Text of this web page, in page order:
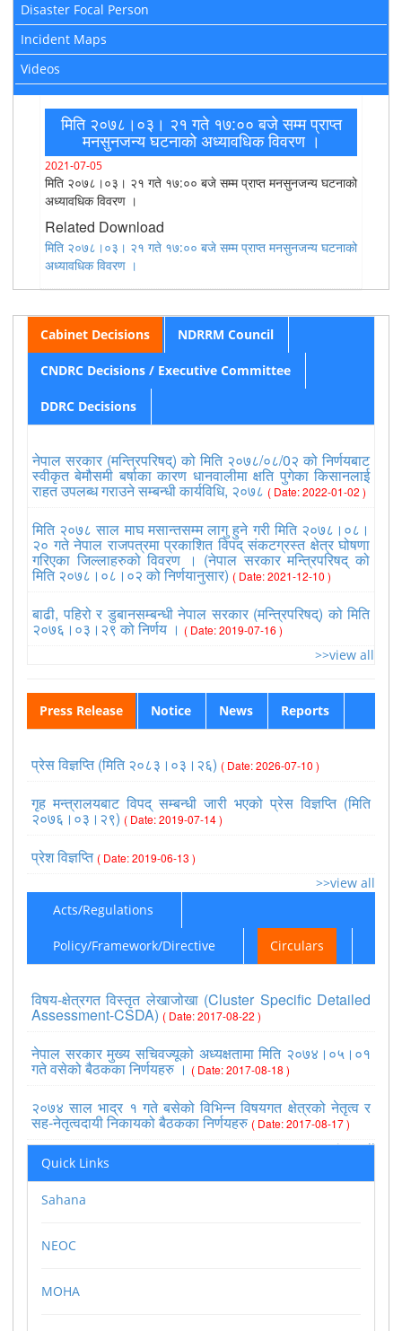
Disaster Focal Person
Incident Maps
Videos
मिति २०७८।०३। २१ गते १७:०० बजे सम्म प्राप्त
मनसुनजन्य घटनाको अध्यावधिक विवरण ।
2021-07-05
मिति २०७८।०३। २१ गते १७:०० बजे सम्म प्राप्त मनसुनजन्य घटनाको
अध्यावधिक विवरण ।
Related Download
मिति २०७८।०३। २१ गते १७:०० बजे सम्म प्राप्त मनसुनजन्य घटनाको
अध्यावधिक विवरण ।
Cabinet Decisions NDRRM Council
CNDRC Decisions / Executive Committee
DDRC Decisions
नेपाल सरकार (मन्त्रिपरिषद्) को मिति २०७८/०८/0२ को निर्णयबाट
स्वीकृत बेमौसमी बर्षाका कारण धानवालीमा क्षति पुगेका किसानलाई
राहत उपलब्ध गराउने सम्बन्धी कार्यविधि, २०७८ ( Date: 2022-01-02 )
मिति २०७८ साल माघ मसान्तसम्म लागु हुने गरी मिति २०७८।०८।
२० गते नेपाल राजपत्रमा प्रकाशित विपद् संकटग्रस्त क्षेत्र घोषणा
गरिएका जिल्लाहरुको विवरण । (नेपाल सरकार मन्त्रिपरिषद् को
मिति २०७८।०८।०२ को निर्णयानुसार) ( Date: 2021-12-10 )
बाढी, पहिरो र डुबानसम्बन्धी नेपाल सरकार (मन्त्रिपरिषद्) को मिति
२०७६।०३।२९ को निर्णय । ( Date: 2019-07-16 )
>>view all
Press Release Notice News Reports
प्रेस विज्ञप्ति (मिति २०८३।०३।२६) ( Date: 2026-07-10 )
गृह मन्त्रालयबाट विपद् सम्बन्धी जारी भएको प्रेस विज्ञप्ति (मिति
२०७६।०३।२९) ( Date: 2019-07-14 )
प्रेश विज्ञप्ति ( Date: 2019-06-13 )
>>view all
Acts/Regulations
Policy/Framework/Directive Circulars
विषय-क्षेत्रगत विस्तृत लेखाजोखा (Cluster Specific Detailed
Assessment-CSDA) ( Date: 2017-08-22 )
नेपाल सरकार मुख्य सचिवज्यूको अध्यक्षतामा मिति २०७४।०५।०१
गते वसेको बैठकका निर्णयहरु । ( Date: 2017-08-18 )
२०७४ साल भाद्र १ गते बसेको विभिन्न विषयगत क्षेत्रको नेतृत्व र
सह-नेतृत्वदायी निकायको बैठकका निर्णयहरु ( Date: 2017-08-17 )
>>view all
Quick Links
Sahana
NEOC
MOHA